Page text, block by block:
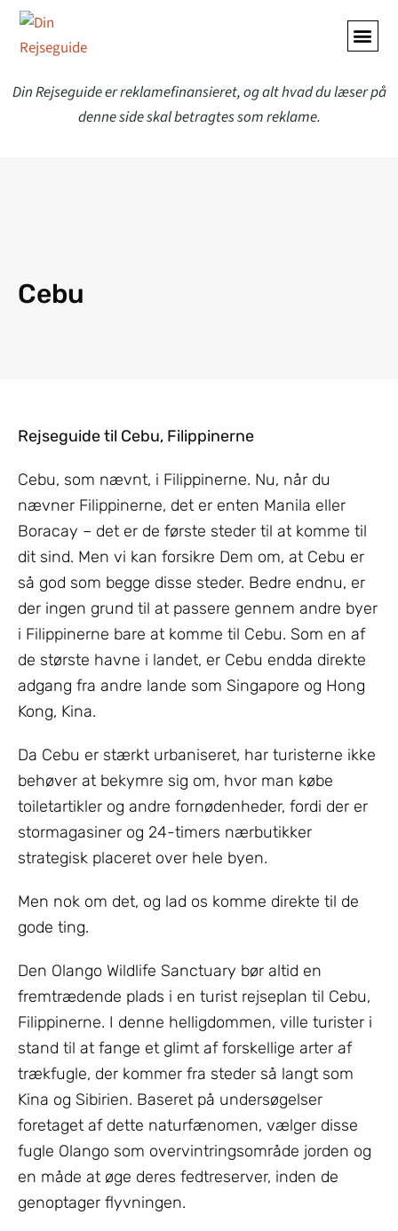
Din Rejseguide er reklamefinansieret, og alt hvad du læser på
denne side skal betragtes som reklame.
Cebu
Rejseguide til Cebu, Filippinerne
Cebu, som nævnt, i Filippinerne. Nu, når du
nævner Filippinerne, det er enten Manila eller
Boracay – det er de første steder til at komme til
dit sind. Men vi kan forsikre Dem om, at Cebu er
så god som begge disse steder. Bedre endnu, er
der ingen grund til at passere gennem andre byer
i Filippinerne bare at komme til Cebu. Som en af ​​
de største havne i landet, er Cebu endda direkte
adgang fra andre lande som Singapore og Hong
Kong, Kina.
Da Cebu er stærkt urbaniseret, har turisterne ikke
behøver at bekymre sig om, hvor man købe
toiletartikler og andre fornødenheder, fordi der er
stormagasiner og 24-timers nærbutikker
strategisk placeret over hele byen.
Men nok om det, og lad os komme direkte til de
gode ting.
Den Olango Wildlife Sanctuary bør altid en
fremtrædende plads i en turist rejseplan til Cebu,
Filippinerne. I denne helligdommen, ville turister i
stand til at fange et glimt af forskellige arter af
trækfugle, der kommer fra steder så langt som
Kina og Sibirien. Baseret på undersøgelser
foretaget af dette naturfænomen, vælger disse
fugle Olango som overvintringsområde jorden og
en måde at øge deres fedtreserver, inden de
genoptager flyvningen.